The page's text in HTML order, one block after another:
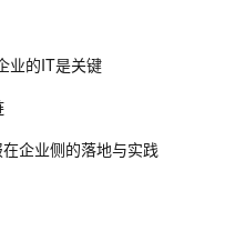
业的IT是关键
企业侧的落地与实践